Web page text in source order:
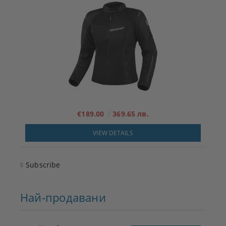
€189.00 369.65 лв.
VIEW DETAILS
Subscribe
Най-продавани